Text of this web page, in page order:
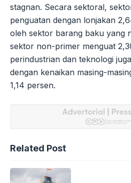
stagnan. Secara sektoral,
penguatan dengan lonjakan
oleh sektor barang baku yang
sektor non-primer menguat
perindustrian dan teknologi
dengan kenaikan masing-
1,14 persen.
Related Post